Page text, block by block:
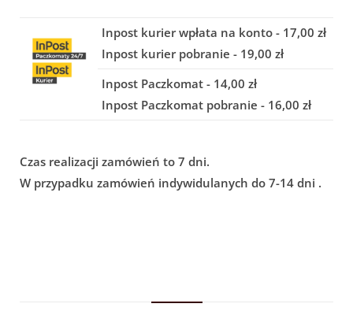
Inpost kurier wpłata na konto - 17,00 zł
Inpost kurier pobranie - 19,00 zł
Inpost Paczkomat - 14,00 zł
Inpost Paczkomat pobranie - 16,00 zł
Czas realizacji zamówień to 7 dni.
W przypadku zamówień indywidulanych do 7-14 dni .